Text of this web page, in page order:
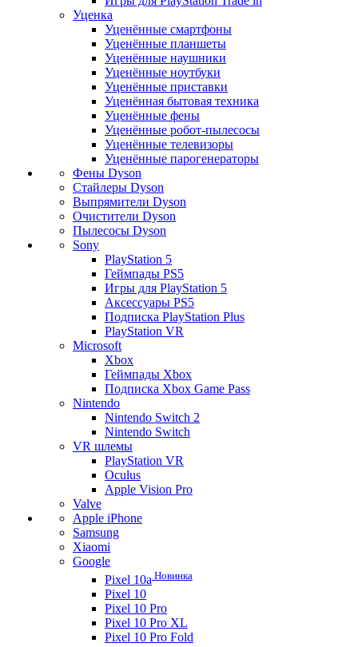
Уценка
Уценённые смартфоны
Уценённые планшеты
Уценённые наушники
Уценённые ноутбуки
Уценённые приставки
Уценённая бытовая техника
Уценённые фены
Уценённые робот-пылесосы
Уценённые телевизоры
Уценённые парогенераторы
Фены Dyson
Стайлеры Dyson
Выпрямители Dyson
Очистители Dyson
Пылесосы Dyson
Sony
PlayStation 5
Геймпады PS5
Игры для PlayStation 5
Аксессуары PS5
Подписка PlayStation Plus
PlayStation VR
Microsoft
Xbox
Геймпады Xbox
Подписка Xbox Game Pass
Nintendo
Nintendo Switch 2
Nintendo Switch
VR шлемы
PlayStation VR
Oculus
Apple Vision Pro
Valve
Apple iPhone
Samsung
Xiaomi
Google
Pixel 10a Новинка
Pixel 10
Pixel 10 Pro
Pixel 10 Pro XL
Pixel 10 Pro Fold